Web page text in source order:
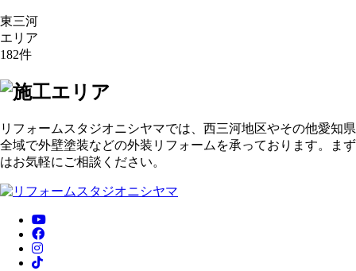
東三河
エリア
182件
リフォームスタジオニシヤマでは、西三河地区やその他愛知県
全域で外壁塗装などの外装リフォームを承っております。まず
はお気軽にご相談ください。